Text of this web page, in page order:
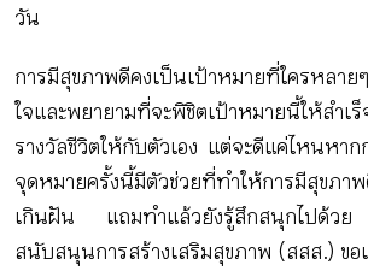
หัวข้อที่เราแนะนำ
เข้าสู่ระบบ/สมัครสมาชิก
วัน
การมีสุขภาพดีคงเป็นเป้าหมายที่ใครหลาย
ใจและพยายามที่จะพิชิตเป้าหมายนี้ให้สำเ
รางวัลชีวิตให้กับตัวเอง แต่จะดีแค่ไหนหาก
จุดหมายครั้งนี้มีตัวช่วยที่ทำให้การมีสุขภาพ
เกินฝัน แถมทำแล้วยังรู้สึกสนุกไปด้ว
สนับสนุนการสร้างเสริมสุขภาพ (สสส.) ข